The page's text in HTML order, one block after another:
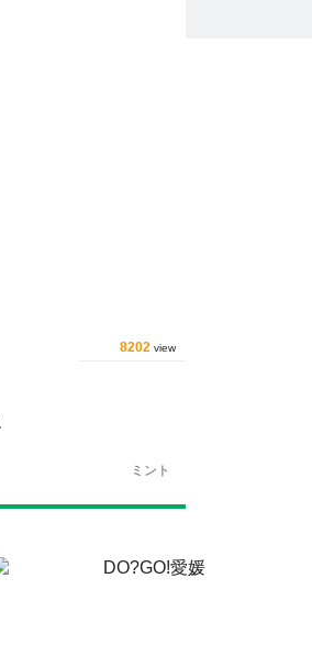
8202 view
ミント